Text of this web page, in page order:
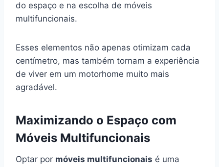
do espaço e na escolha de móveis
multifuncionais.
Esses elementos não apenas otimizam cada
centímetro, mas também tornam a experiência
de viver em um motorhome muito mais
agradável.
Maximizando o Espaço com
Móveis Multifuncionais
Optar por móveis multifuncionais é uma